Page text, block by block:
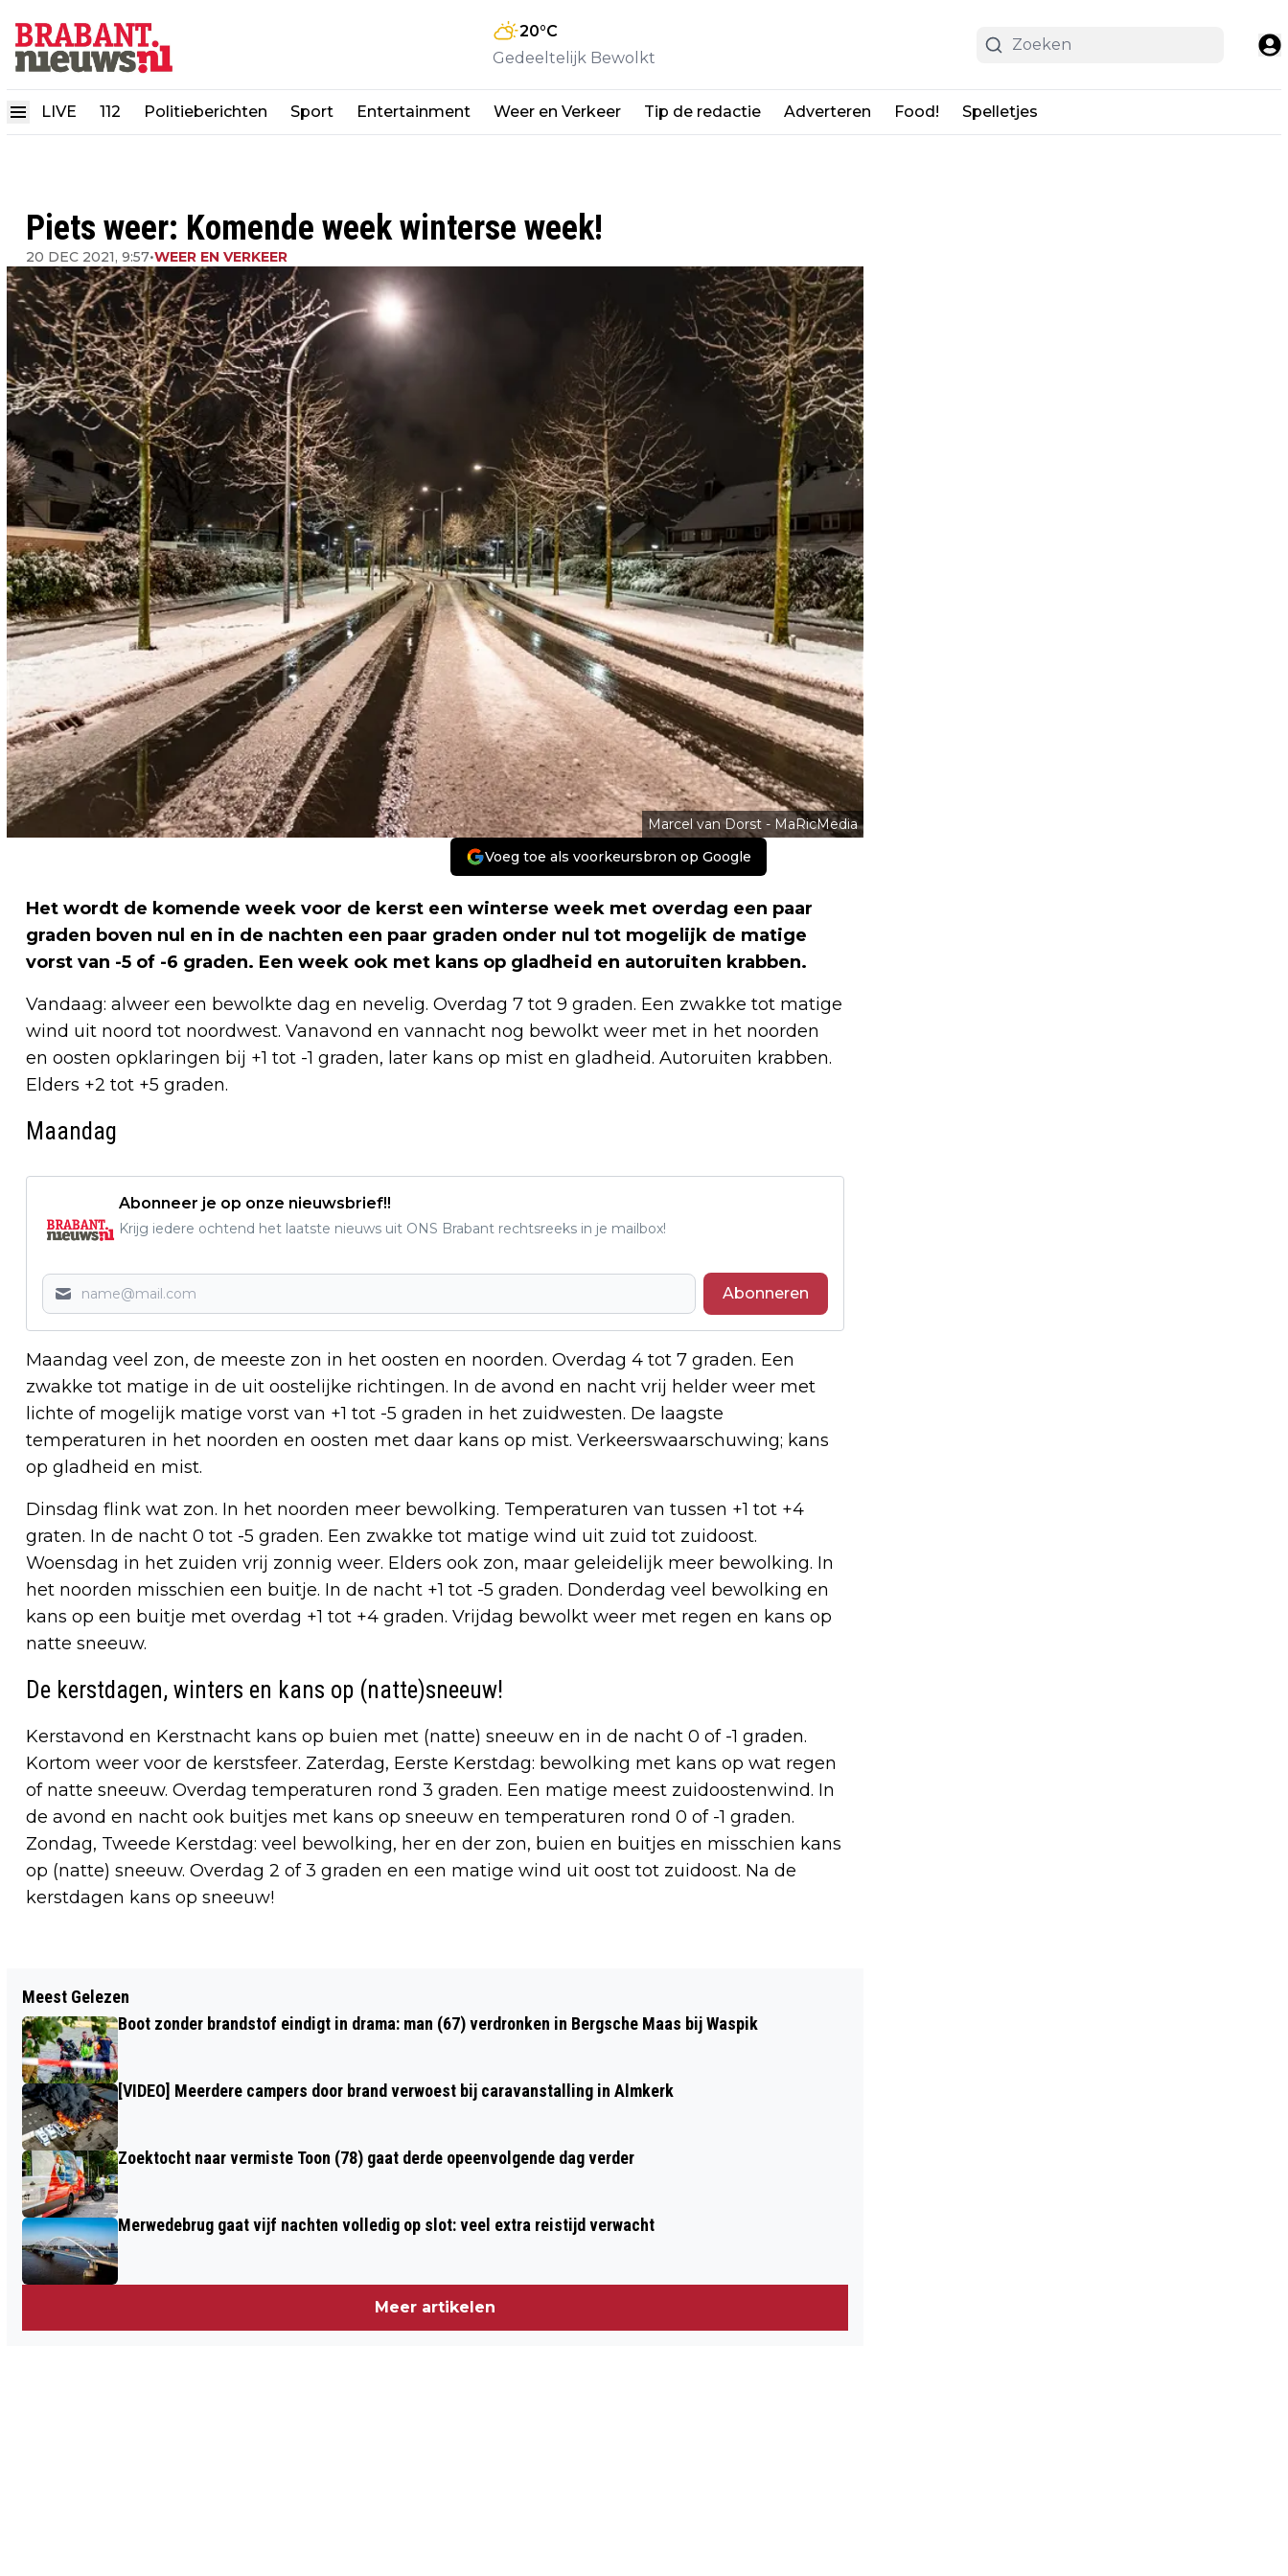
20°C
Gedeeltelijk Bewolkt
LIVE 112 Politieberichten Sport Entertainment Weer en Verkeer Tip de redactie Adverteren Food! Spelletjes
Piets weer: Komende week winterse week!
20 DEC 2021, 9:57•WEER EN VERKEER
Marcel van Dorst - MaRicMedia
Voeg toe als voorkeursbron op Google
Het wordt de komende week voor de kerst een winterse week met overdag een paar
graden boven nul en in de nachten een paar graden onder nul tot mogelijk de matige
vorst van -5 of -6 graden. Een week ook met kans op gladheid en autoruiten krabben.
Vandaag: alweer een bewolkte dag en nevelig. Overdag 7 tot 9 graden. Een zwakke tot matige
wind uit noord tot noordwest. Vanavond en vannacht nog bewolkt weer met in het noorden
en oosten opklaringen bij +1 tot -1 graden, later kans op mist en gladheid. Autoruiten krabben.
Elders +2 tot +5 graden.
Maandag
Abonneer je op onze nieuwsbrief!!
Krijg iedere ochtend het laatste nieuws uit ONS Brabant rechtsreeks in je mailbox!
Abonneren
Maandag veel zon, de meeste zon in het oosten en noorden. Overdag 4 tot 7 graden. Een
zwakke tot matige in de uit oostelijke richtingen. In de avond en nacht vrij helder weer met
lichte of mogelijk matige vorst van +1 tot -5 graden in het zuidwesten. De laagste
temperaturen in het noorden en oosten met daar kans op mist. Verkeerswaarschuwing; kans
op gladheid en mist.
Dinsdag flink wat zon. In het noorden meer bewolking. Temperaturen van tussen +1 tot +4
graten. In de nacht 0 tot -5 graden. Een zwakke tot matige wind uit zuid tot zuidoost.
Woensdag in het zuiden vrij zonnig weer. Elders ook zon, maar geleidelijk meer bewolking. In
het noorden misschien een buitje. In de nacht +1 tot -5 graden. Donderdag veel bewolking en
kans op een buitje met overdag +1 tot +4 graden. Vrijdag bewolkt weer met regen en kans op
natte sneeuw.
De kerstdagen, winters en kans op (natte)sneeuw!
Kerstavond en Kerstnacht kans op buien met (natte) sneeuw en in de nacht 0 of -1 graden.
Kortom weer voor de kerstsfeer. Zaterdag, Eerste Kerstdag: bewolking met kans op wat regen
of natte sneeuw. Overdag temperaturen rond 3 graden. Een matige meest zuidoostenwind. In
de avond en nacht ook buitjes met kans op sneeuw en temperaturen rond 0 of -1 graden.
Zondag, Tweede Kerstdag: veel bewolking, her en der zon, buien en buitjes en misschien kans
op (natte) sneeuw. Overdag 2 of 3 graden en een matige wind uit oost tot zuidoost. Na de
kerstdagen kans op sneeuw!
BRAND VERWOEST KAPSALON ALANYA
IN DEN BOSCH
“KARATETRAP” KERSTSTAL IN
Meest Gelezen
Boot zonder brandstof eindigt in drama: man (67) verdronken in Bergsche Maas bij Waspik
[VIDEO] Meerdere campers door brand verwoest bij caravanstalling in Almkerk
Zoektocht naar vermiste Toon (78) gaat derde opeenvolgende dag verder
Merwedebrug gaat vijf nachten volledig op slot: veel extra reistijd verwacht
Meer artikelen